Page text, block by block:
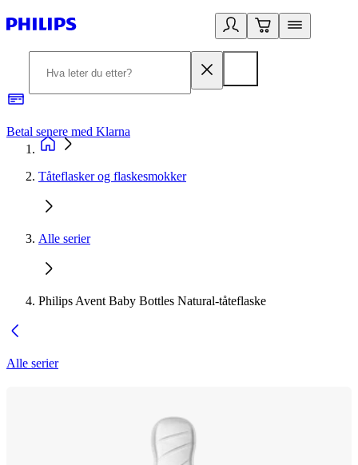
Betal senere med Klarna
Tåteflasker og flaskesmokker
Alle serier
Philips Avent Baby Bottles Natural-tåteflaske
Alle serier